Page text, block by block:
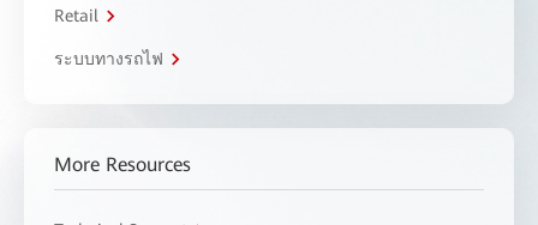
Retail
ระบบทางรถไฟ
More Resources